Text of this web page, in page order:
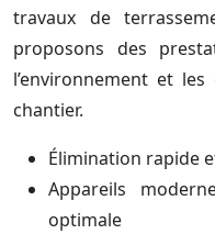
travaux de
proposons des
l’environnement et
chantier.
Élimination rapide
Appareils
optimale